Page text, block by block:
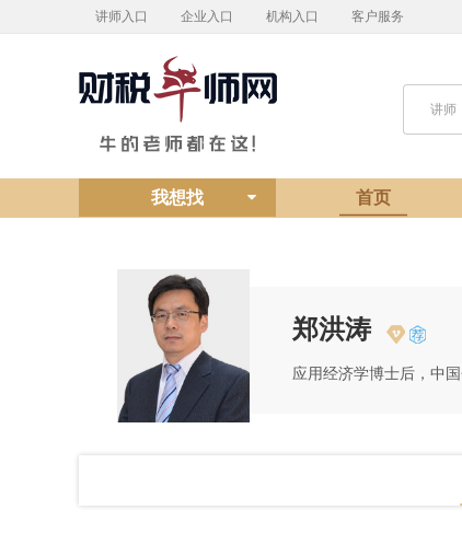
讲师入口 企业入口 机构入口 客户服务
讲师
我想找 首页
郑洪涛
应用经济学博士后，中